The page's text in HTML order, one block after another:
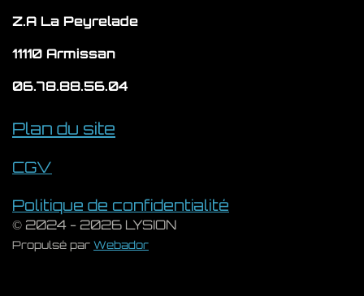
Z.A La Peyrelade
11110 Armissan
06.78.88.56.04
Plan du site
CGV
Politique de confidentialité
© 2024 - 2026 LYSION
Propulsé par Webador